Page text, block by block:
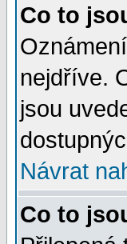
Co to
nejdříve.
jsou
Návrat
Co to